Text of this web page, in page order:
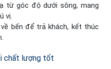
từ góc độ dưới sông, mang
vị.
bến để trả khách, kết thúc
chất lượng tốt